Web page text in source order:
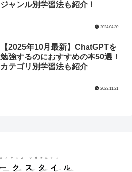
ジャンル別学習法も紹介！
2024.04.30
【2025年10月最新】ChatGPTを
勉強するのにおすすめの本50選！
カテゴリ別学習法も紹介
2023.11.21